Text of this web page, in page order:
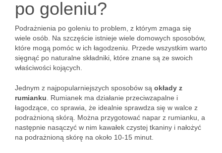
po goleniu?
Podrażnienia po goleniu to problem, z którym zmaga się
wiele osób. Na szczęście istnieje wiele domowych sposobów,
które mogą pomóc w ich łagodzeniu. Przede wszystkim warto
sięgnąć po naturalne składniki, które znane są ze swoich
właściwości kojących.
Jednym z najpopularniejszych sposobów są okłady z
rumianku . Rumianek ma działanie przeciwzapalne i
łagodzące, co sprawia, że idealnie sprawdza się w walce z
podrażnioną skórą. Można przygotować napar z rumianku, a
następnie nasączyć w nim kawałek czystej tkaniny i nałożyć
na podrażnioną skórę na około 10-15 minut.